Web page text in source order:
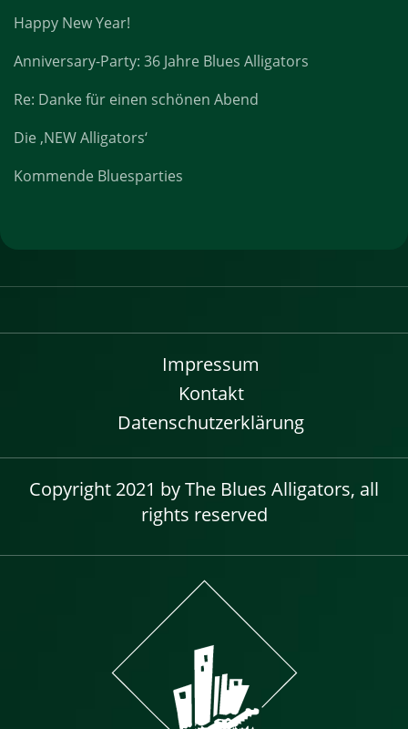
Happy New Year!
Anniversary-Party: 36 Jahre Blues Alligators
Re: Danke für einen schönen Abend
Die ‚NEW Alligators‘
Kommende Bluesparties
Impressum
Kontakt
Datenschutzerklärung
Copyright 2021 by The Blues Alligators, all
rights reserved